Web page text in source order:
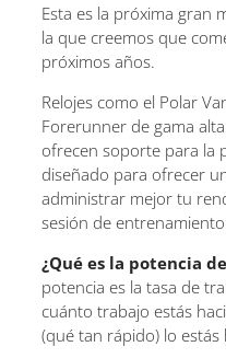
Esta es la próxima gran
la que creemos que
próximos años.
Relojes como el Polar
Forerunner de gama
ofrecen soporte para la
diseñado para ofrecer
administrar mejor tu
sesión de
¿Qué es la potencia
potencia es la tasa de
cuánto trabajo estás
(qué tan rápido) lo estás